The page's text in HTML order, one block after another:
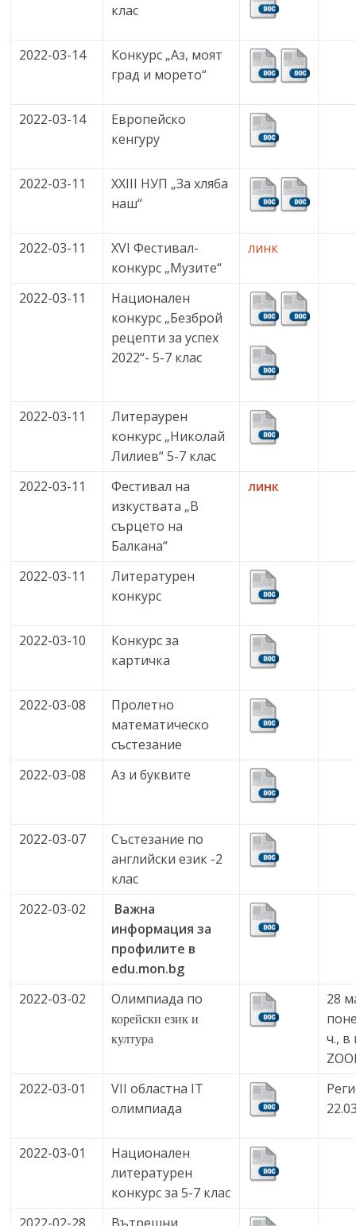
клас
2022-03-14
Конкурс „Аз, моят
град и морето“
2022-03-14
Европейско
кенгуру
2022-03-11
XXIII НУП „За хляба
наш“
2022-03-11
XVI Фестивал-
конкурс „Музите“
линк
2022-03-11
Национален
конкурс „Безброй
рецепти за успех
2022“- 5-7 клас
2022-03-11
Литераурен
конкурс „Николай
Лилиев“ 5-7 клас
2022-03-11
Фестивал на
изкуствата „В
сърцето на
Балкана“
линк
2022-03-11
Литературен
конкурс
2022-03-10
Конкурс за
картичка
2022-03-08
Пролетно
математическо
състезание
2022-03-08
Аз и буквите
2022-03-07
Състезание по
английски език -2
клас
2022-03-02
Важна
информация за
профилите в
edu.mon.bg
2022-03-02
Олимпиада по
корейски език и
култура
28
ч.,
2022-03-01
VII областна IT
олимпиада
2022-03-01
Национален
литературен
конкурс за 5-7 клас
2022-02-28
Вътрешни